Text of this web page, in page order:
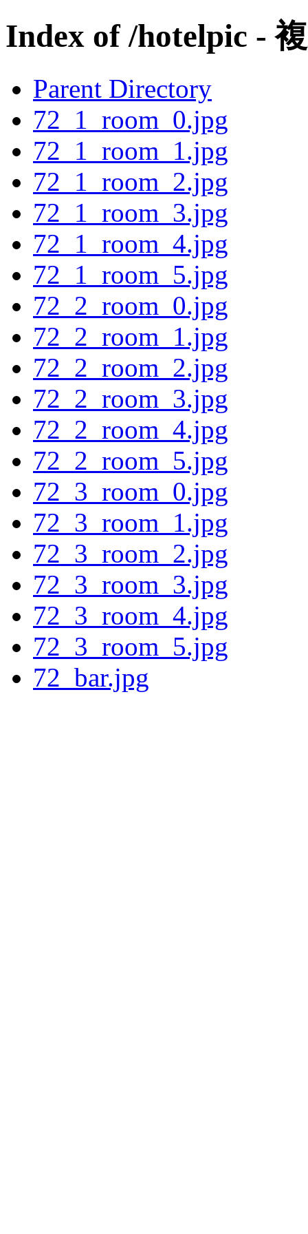
Index of /hotelpic -
Parent Directory
72_1_room_0.jpg
72_1_room_1.jpg
72_1_room_2.jpg
72_1_room_3.jpg
72_1_room_4.jpg
72_1_room_5.jpg
72_2_room_0.jpg
72_2_room_1.jpg
72_2_room_2.jpg
72_2_room_3.jpg
72_2_room_4.jpg
72_2_room_5.jpg
72_3_room_0.jpg
72_3_room_1.jpg
72_3_room_2.jpg
72_3_room_3.jpg
72_3_room_4.jpg
72_3_room_5.jpg
72_bar.jpg